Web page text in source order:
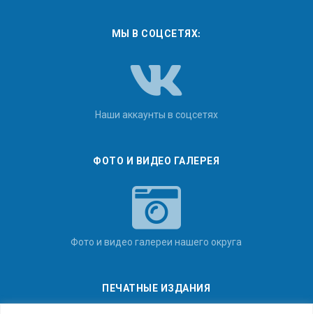
МЫ В СОЦСЕТЯХ:
Наши аккаунты в соцсетях
ФОТО И ВИДЕО ГАЛЕРЕЯ
Фото и видео галереи нашего округа
ПЕЧАТНЫЕ ИЗДАНИЯ